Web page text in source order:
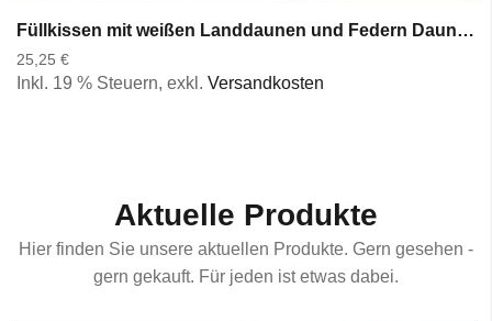
Füllkissen mit weißen Landdaunen und Federn Daunenkissen Innenkissen
25,25 €
Inkl. 19 % Steuern, exkl. Versandkosten
Aktuelle Produkte
Hier finden Sie unsere aktuellen Produkte. Gern gesehen -
gern gekauft. Für jeden ist etwas dabei.